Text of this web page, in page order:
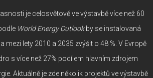
je celosvětově ve výstavbě více než 60
World Energy Outlookby se instalovaná
mezi lety 2010 a 2035 zvýšit o 48 %. V Evropě
s více než 27% podílem hlavním zdrojem
Aktuálně je zde několik projektů ve výstavbě